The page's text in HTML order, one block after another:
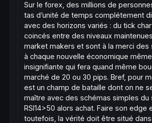
Sur le forex, des millions de
tas d’unité de temps complétement
avec des horizons variés : du tick
coincés entre des niveaux
market makers et sont à la merci des
à chaque nouvelle économique
insignifiante qui fera quand même
marché de 20 ou 30 pips. Bref, pour
est un champ de bataille dont on ne
maître avec des schémas simples du
RSI14>50 alors achat. Faire son edge
toutefois, la vérité doit être situé